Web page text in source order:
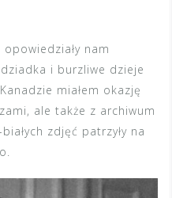
nam
i burzliwe dzieje
miałem okazję
ale także z archiwum
zdjęć patrzyły na